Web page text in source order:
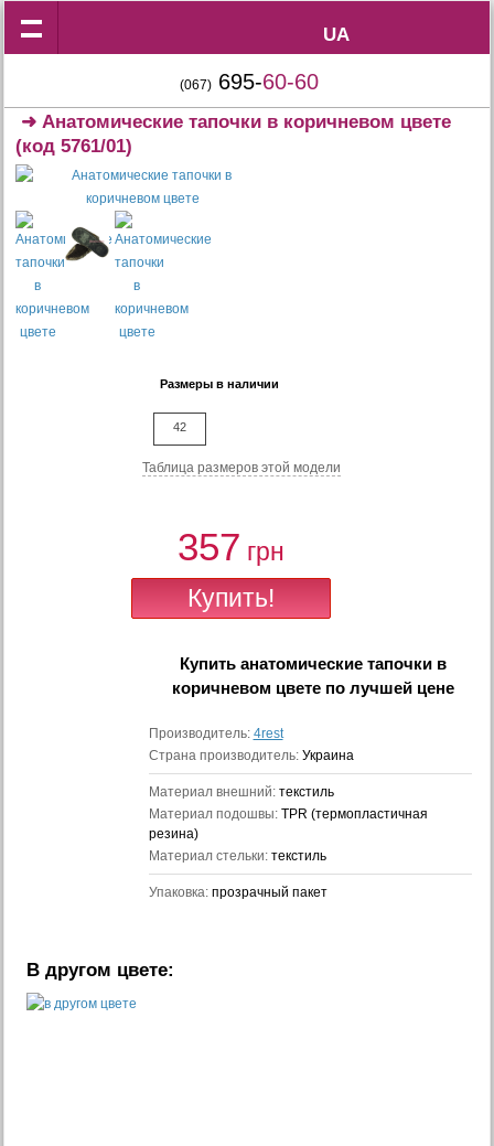
UA
UA
(067) 695-60-60
➜Анатомические тапочки в коричневом цвете
(код 5761/01)
Размеры в наличии
42
Таблица размеров этой модели
357 грн
Купить анатомические тапочки в
коричневом цветепо лучшей цене
Производитель: 4rest
Страна производитель: Украина
Материал внешний: текстиль
Материал подошвы: TPR (термопластичная
резина)
Материал стельки: текстиль
Упаковка: прозрачный пакет
В другом цвете: